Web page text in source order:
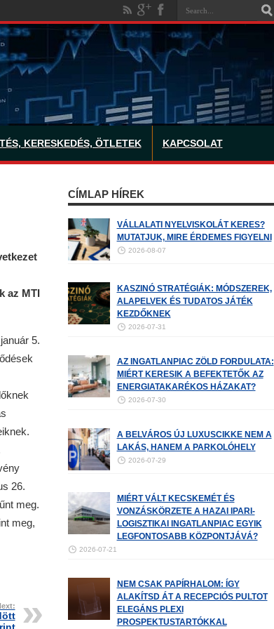
KERESKEDÉS, ÖTLETEK KAPCSOLAT
az MTI
5.
26.
meg.
meg,
CÍMLAP HÍREK
VÁLLALATI NYELVISKOLÁT KERES?
MUTATJUK, MIRE ÉRDEMES FIGYELNI
2026-08-07
KASZINÓ STRATÉGIÁK: MÓDSZEREK,
ALAPELVEK ÉS TUDATOS JÁTÉK
KEZDŐKNEK
2026-07-31
AZ INGATLANPIAC ZÖLD FORDULATA:
MIÉRT KERESIK A BEFEKTETŐK AZ
ENERGIATAKARÉKOS HÁZAKAT?
2026-07-30
A BELVÁROS ÚJ LUXUSCIKKE NEM A
LAKÁS, HANEM A PARKOLÓHELY
2026-07-29
MIÉRT VÁLT KECSKEMÉT ÉS
VONZÁSKÖRZETE A HAZAI IPARI-
LOGISZTIKAI INGATLANPIAC EGYIK
LEGFONTOSABB KÖZPONTJÁVÁ?
2026-07-21
NEM CSAK PAPÍRHALOM: ÍGY
ALAKÍTSD ÁT A RECEPCIÓS PULTOT
ELEGÁNS PLEXI
PROSPEKTUSTARTÓKKAL